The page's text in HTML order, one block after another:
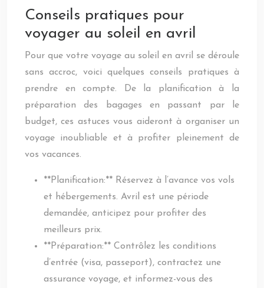
Conseils pratiques pour
voyager au soleil en avril
Pour que votre voyage au soleil en avril se déroule
sans accroc, voici quelques conseils pratiques à
prendre en compte. De la planification à la
préparation des bagages en passant par le
budget, ces astuces vous aideront à organiser un
voyage inoubliable et à profiter pleinement de
vos vacances.
**Planification:** Réservez à l’avance vos vols
et hébergements. Avril est une période
demandée, anticipez pour profiter des
meilleurs prix.
**Préparation:** Contrôlez les conditions
d’entrée (visa, passeport), contractez une
assurance voyage, et informez-vous des